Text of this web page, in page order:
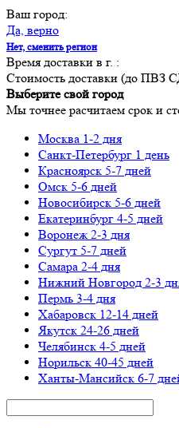
Ваш город:
Да, верно
Нет, сменить регион
Время доставки в г. :
Стоимость доставки (до ПВЗ
Выберите свой город
Мы точнее расчитаем срок и
Москва 1-2 дня
Санкт-Петербург 1 день
Красноярск 5-7 дней
Омск 5-6 дней
Новосибирск 5-6 дней
Екатеринбург 4-5 дней
Воронеж 2-3 дня
Сургут 5-7 дней
Самара 2-4 дня
Нижний Новгород 2-3
Пермь 3-4 дня
Хабаровск 12-14 дней
Якутск 24-26 дней
Челябинск 4-5 дней
Норильск 40-45 дней
Ханты-Мансийск 6-7